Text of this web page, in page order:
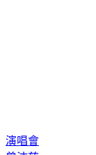
演唱會